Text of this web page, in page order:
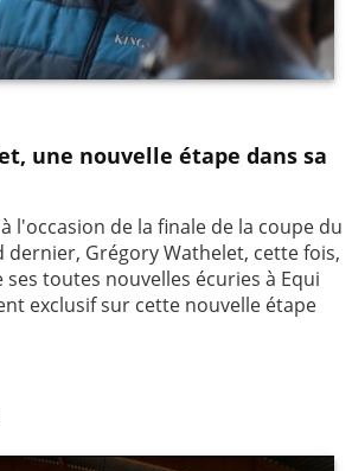
une nouvelle étape dans sa
l'occasion de la finale de la coupe du
dernier, Grégory Wathelet, cette fois,
toutes nouvelles écuries à Equi
exclusif sur cette nouvelle étape